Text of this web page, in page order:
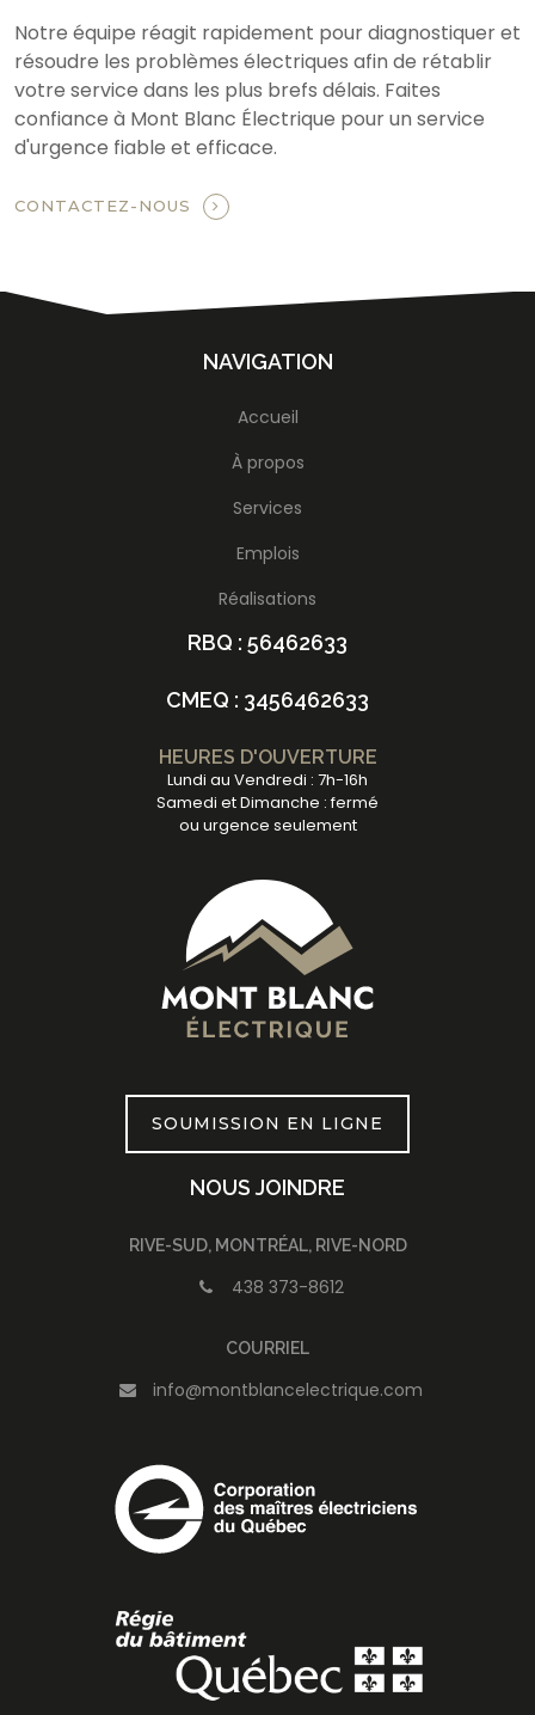
Notre équipe réagit rapidement pour diagnostiquer et
résoudre les problèmes électriques afin de rétablir
votre service dans les plus brefs délais. Faites
confiance à Mont Blanc Électrique pour un service
d'urgence fiable et efficace.
CONTACTEZ-NOUS
NAVIGATION
Accueil
À propos
Services
Emplois
Réalisations
RBQ : 56462633
CMEQ : 3456462633
HEURES D'OUVERTURE
Lundi au Vendredi : 7h-16h
Samedi et Dimanche : fermé
ou urgence seulement
SOUMISSION EN LIGNE
NOUS JOINDRE
RIVE-SUD, MONTRÉAL, RIVE-NORD
438 373-8612
COURRIEL
info@montblancelectrique.com